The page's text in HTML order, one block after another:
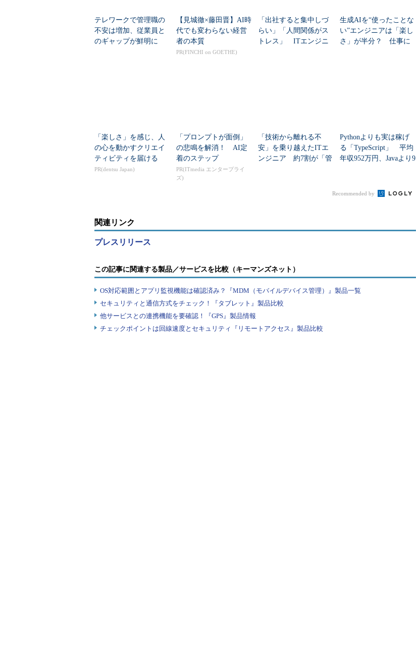
テレワークで管理職の
不安は増加、従業員と
のギャップが鮮明に
【見城徹×藤田晋】AI時
代でも変わらない経営
者の本質
PR(FINCHI on GOETHE)
「出社すると集中しづ
らい」「人間関係がス
トレス」 ITエンジニ
生成AIを“使ったことな
い”エンジニアは「楽し
さ」が半分？ 仕事に
「楽しさ」を感じ、人
の心を動かすクリエイ
ティビティを届ける
PR(dentsu Japan)
「プロンプトが面倒」
の悲鳴を解消！ AI定
着のステップ
PR(ITmedia エンタープライ
ズ)
「技術から離れる不
安」を乗り越えたITエ
ンジニア 約7割が「管
Pythonよりも実は稼げ
る「TypeScript」 平均
年収952万円、Javaより9
Recommended by
関連リンク
プレスリリース
この記事に関連する製品／サービスを比較（キーマンズネット）
OS対応範囲とアプリ監視機能は確認済み？『MDM（モバイルデバイス管理）』製品一覧
セキュリティと通信方式をチェック！『タブレット』製品比較
他サービスとの連携機能を要確認！『GPS』製品情報
チェックポイントは回線速度とセキュリティ『リモートアクセス』製品比較